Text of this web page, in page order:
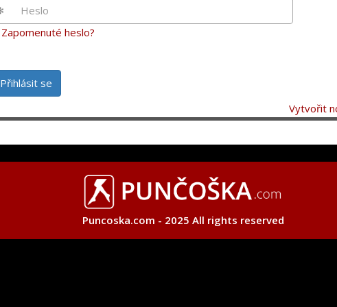
Zapomenuté heslo?
Přihlásit se
Vytvořit
Puncoska.com - 2025 All rights reserved